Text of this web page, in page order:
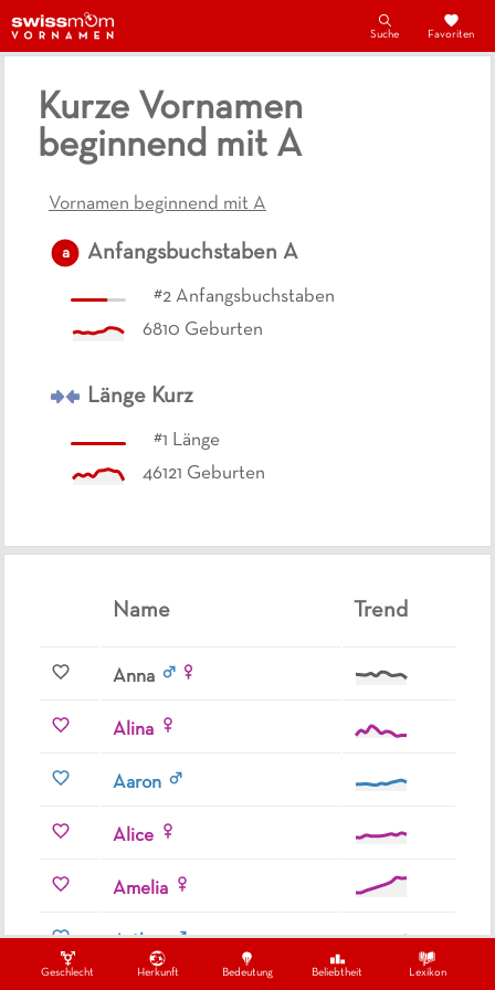
Geschlecht Herkunft Bedeutung Beliebtheit Lexikon
Suche Favoriten
Kurze Vornamen
beginnend mit A
Vornamen beginnend mit A
a Anfangsbuchstaben A
#2 Anfangsbuchstaben
6810 Geburten
Länge Kurz
#1 Länge
46121 Geburten
Name Trend
Anna
Alina
Aaron
Alice
Amelia
Arthur